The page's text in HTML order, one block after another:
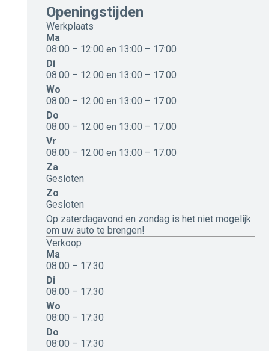
Openingstijden
Werkplaats
Ma
08:00 – 12:00 en 13:00 – 17:00
Di
08:00 – 12:00 en 13:00 – 17:00
Wo
08:00 – 12:00 en 13:00 – 17:00
Do
08:00 – 12:00 en 13:00 – 17:00
Vr
08:00 – 12:00 en 13:00 – 17:00
Za
Gesloten
Zo
Gesloten
Op zaterdagavond en zondag is het niet mogelijk
om uw auto te brengen!
Verkoop
Ma
08:00 – 17:30
Di
08:00 – 17:30
Wo
08:00 – 17:30
Do
08:00 – 17:30